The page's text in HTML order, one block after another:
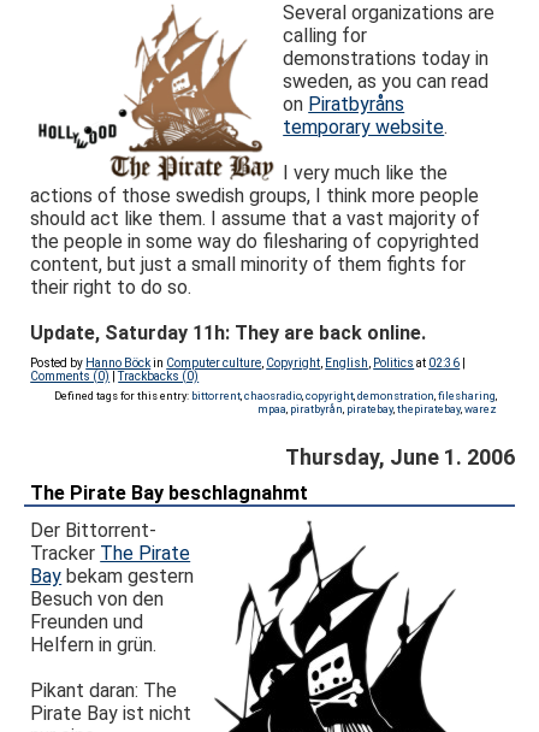
Several organizations are
calling for
demonstrations today in
sweden, as you can read
on Piratbyråns
temporary website.
I very much like the
actions of those swedish groups, I think more people
should act like them. I assume that a vast majority of
the people in some way do filesharing of copyrighted
content, but just a small minority of them fights for
their right to do so.
Update, Saturday 11h: They are back online.
Posted by Hanno Böckin Computer culture Copyright English Politics at 02:36
Comments (0)
|Trackbacks (0)
Defined tags for this entry: bittorrent, chaosradio, copyright, demonstration filesharing
mpaa piratbyrån piratebay,thepiratebay,warez
Thursday, June 1. 2006
The Pirate Bay beschlagnahmt
Der Bittorrent-
Tracker The Pirate
Bay bekam gestern
Besuch von den
Freunden und
Helfern in grün.
Pikant daran: The
Pirate Bay ist nicht